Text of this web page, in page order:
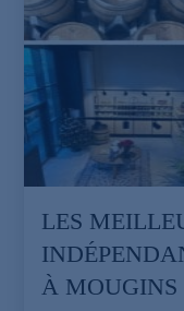
LES
À MOUGINS